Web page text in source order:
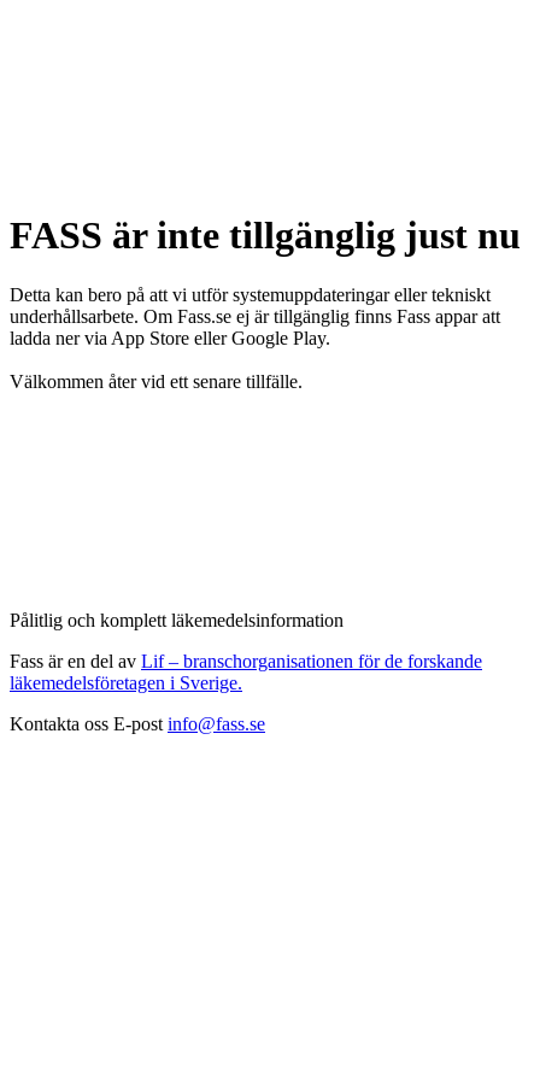
FASS är inte tillgänglig just nu
Detta kan bero på att vi utför systemuppdateringar eller tekniskt
underhållsarbete. Om Fass.se ej är tillgänglig finns Fass appar att
ladda ner via App Store eller Google Play.
Välkommen åter vid ett senare tillfälle.
Pålitlig och komplett läkemedelsinformation
Fass är en del av Lif – branschorganisationen för de forskande
läkemedelsföretagen i Sverige.
Kontakta oss E-post info@fass.se